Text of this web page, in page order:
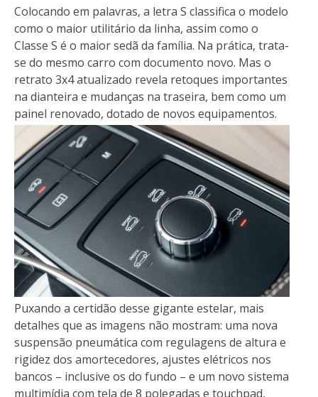
Colocando em palavras, a letra S classifica o modelo
como o maior utilitário da linha, assim como o
Classe S é o maior sedã da família. Na prática, trata-
se do mesmo carro com documento novo. Mas o
retrato 3x4 atualizado revela retoques importantes
na dianteira e mudanças na traseira, bem como um
painel renovado, dotado de novos equipamentos.
Puxando a certidão desse gigante estelar, mais
detalhes que as imagens não mostram: uma nova
suspensão pneumática com regulagens de altura e
rigidez dos amortecedores, ajustes elétricos nos
bancos – inclusive os do fundo – e um novo sistema
multimídia com tela de 8 polegadas e touchpad,